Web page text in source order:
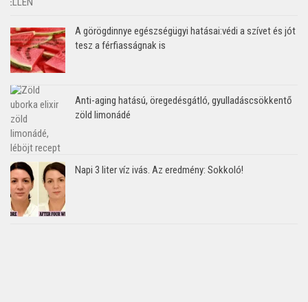
A görögdinnye egészségügyi hatásai:védi a szívet és jót
tesz a férfiasságnak is
Anti-aging hatású, öregedésgátló, gyulladáscsökkentő
zöld limonádé
Napi 3 liter víz ivás. Az eredmény: Sokkoló!